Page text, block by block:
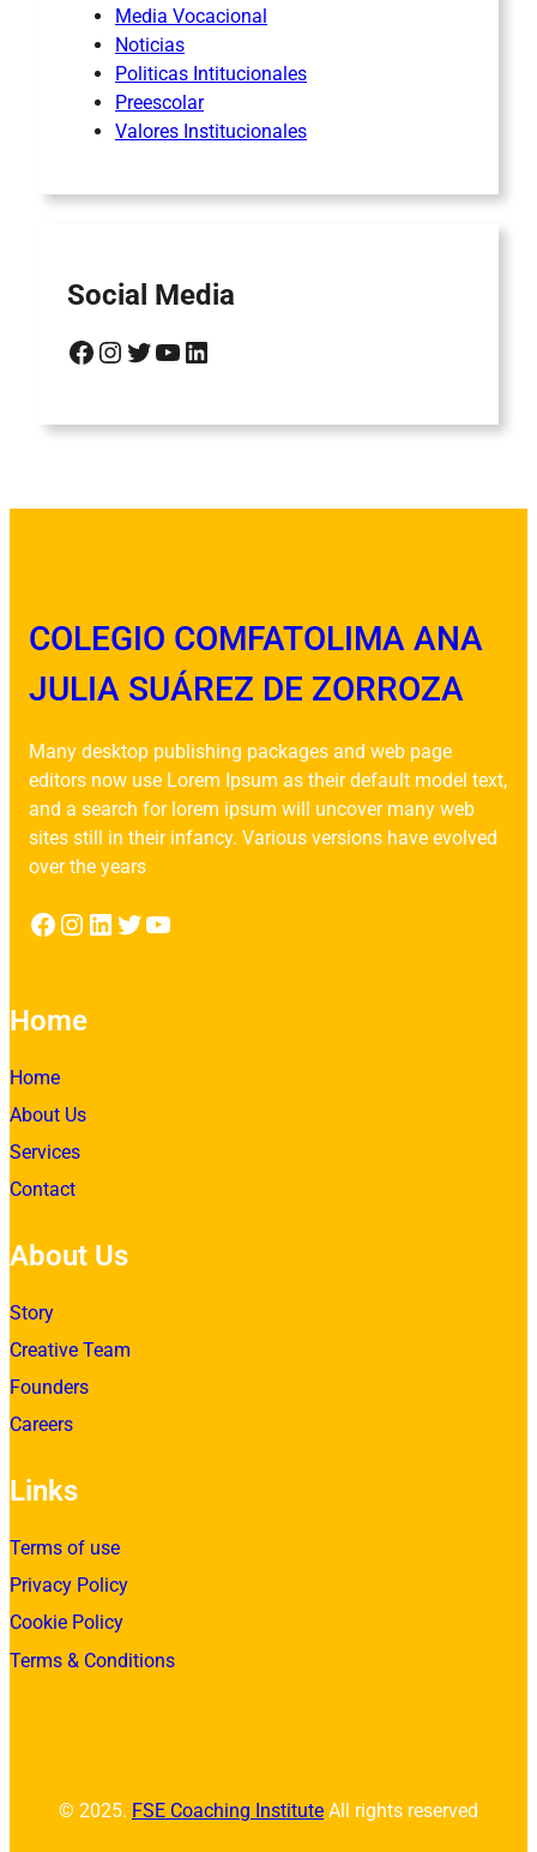
Media Vocacional
Noticias
Politicas Intitucionales
Preescolar
Valores Institucionales
Social Media
Facebook Instagram Twitter YouTube LinkedIn
COLEGIO COMFATOLIMA ANA
JULIA SUÁREZ DE ZORROZA
Many desktop publishing packages and web page
editors now use Lorem Ipsum as their default model text,
and a search for lorem ipsum will uncover many web
sites still in their infancy. Various versions have evolved
over the years
Facebook Instagram LinkedIn Twitter YouTube
Home
Home
About Us
Services
Contact
About Us
Story
Creative Team
Founders
Careers
Links
Terms of use
Privacy Policy
Cookie Policy
Terms & Conditions
© 2025. FSE Coaching Institute All rights reserved